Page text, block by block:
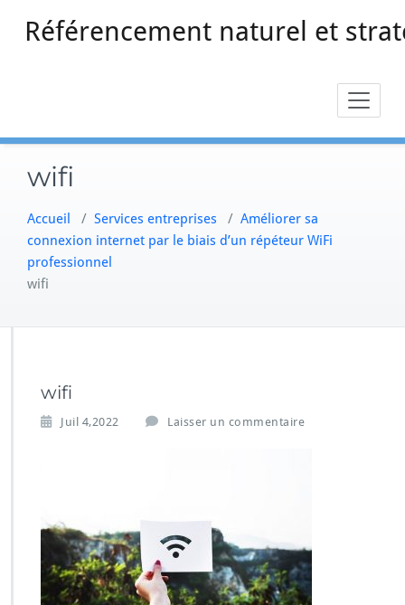
Référencement naturel et
wifi
Accueil / Services entreprises / Améliorer sa
connexion internet par le biais d’un répéteur WiFi
professionnel
wifi
wifi
Juil 4,2022 Laisser un commentaire